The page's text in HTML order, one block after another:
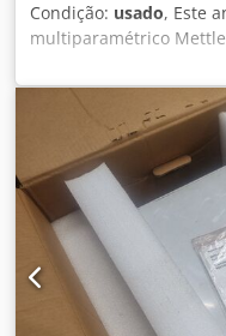
Condição: usado, Este
multiparamétrico
equipamento está em
pronto para uso
é um instrumento de
fabricado pela Mettler
É um instrumento
medir pH,
eletroquímicos
instalação em
confiabilidade
padrão, garantindo, ao
econômica em